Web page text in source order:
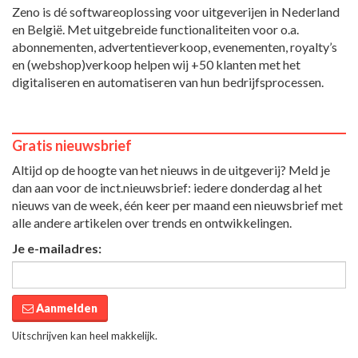
Zeno is dé softwareoplossing voor uitgeverijen in Nederland
en België. Met uitgebreide functionaliteiten voor o.a.
abonnementen, advertentieverkoop, evenementen, royalty’s
en (webshop)verkoop helpen wij +50 klanten met het
digitaliseren en automatiseren van hun bedrijfsprocessen.
Gratis nieuwsbrief
Altijd op de hoogte van het nieuws in de uitgeverij? Meld je
dan aan voor de inct.nieuwsbrief: iedere donderdag al het
nieuws van de week, één keer per maand een nieuwsbrief met
alle andere artikelen over trends en ontwikkelingen.
Je e-mailadres:
Aanmelden
Uitschrijven kan heel makkelijk.